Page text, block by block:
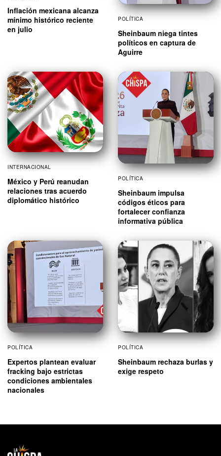
Inflación mexicana alcanza
mínimo histórico reciente
en julio
POLÍTICA
Sheinbaum niega tintes
políticos en captura de
Aguirre
INTERNACIONAL
México y Perú reanudan
relaciones tras acuerdo
diplomático histórico
POLÍTICA
Sheinbaum impulsa
códigos éticos para
fortalecer confianza
informativa pública
POLÍTICA
Expertos plantean evaluar
fracking bajo estrictas
condiciones ambientales
nacionales
POLÍTICA
Sheinbaum rechaza burlas y
exige respeto